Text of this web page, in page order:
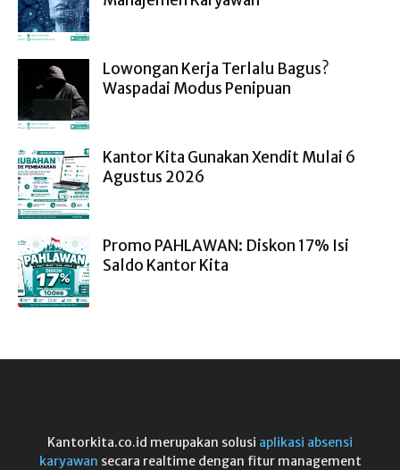
Lowongan Kerja Terlalu Bagus?
Waspadai Modus Penipuan
Kantor Kita Gunakan Xendit Mulai 6
Agustus 2026
Promo PAHLAWAN: Diskon 17% Isi
Saldo Kantor Kita
Kantorkita.co.id merupakan solusi aplikasi absensi
karyawan secara realtime dengan fitur management